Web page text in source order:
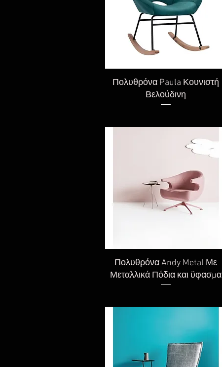
Γρήγορη προβολή
Πολυθρόνα Paula Κουνιστή
Βελούδινη
Γρήγορη προβολή
Πολυθρόνα Andy Metal Με
Μεταλλικά Πόδια και ϋφασμα